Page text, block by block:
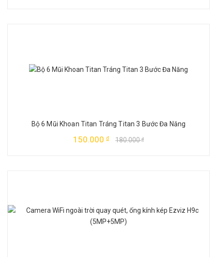
Bộ 6 Mũi Khoan Titan Tráng Titan 3 Bước Đa Năng
150.000 đ 180.000đ